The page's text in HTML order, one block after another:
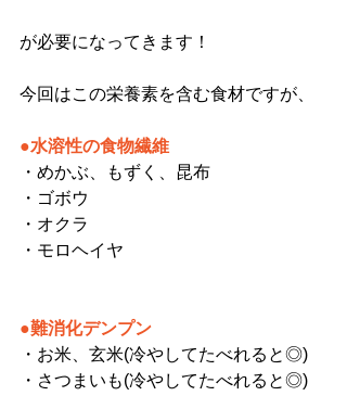
が必要になってきます！
今回はこの栄養素を含む食材ですが、
●水溶性の食物繊維
・めかぶ、もずく、昆布
・ゴボウ
・オクラ
・モロヘイヤ
●難消化デンプン
・お米、玄米(冷やしてたべれると◎)
・さつまいも(冷やしてたべれると◎)